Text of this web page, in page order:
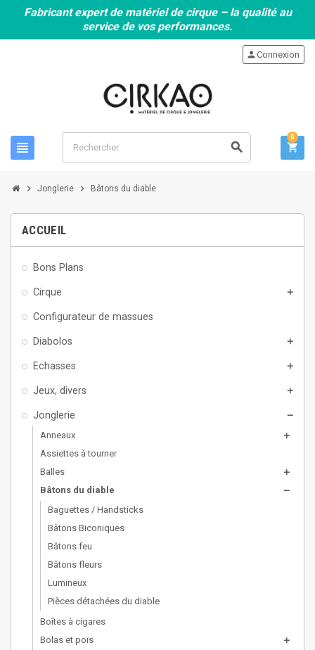
Fabricant expert de matériel de cirque – la qualité au
service de vos performances.
view_headline search
personConnexion
shopping_cart
0
chevron_right Jonglerie chevron_right Bâtons du diable
ACCUEIL
Bons Plans
Cirque add
Configurateur de massues
Diabolos add
Echasses add
Jeux, divers add
Jonglerie remove
Anneaux add
Assiettes à tourner
Balles
add
Bâtons du diable remove
Baguettes / Handsticks
Bâtons Biconiques
Bâtons feu
Bâtons fleurs
Lumineux
Pièces détachées du diable
Boîtes à cigares
Bolas et poïs
add